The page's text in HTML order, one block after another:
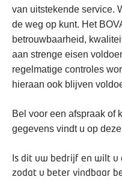
van uitstekende service.
de weg op kunt. Het
betrouwbaarheid,
aan strenge eisen
regelmatige controles
hieraan ook blijven
Bel voor een afspraak of
gegevens vindt u op
Is dit uw bedrijf en wilt u
zodat u beter vindbaar